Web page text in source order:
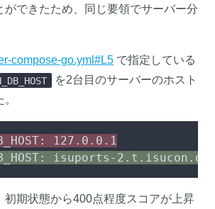
ができたため、同じ要領でサーバー分
compose-go.yml#L5 で指定している
を2台目のサーバーのホスト
127.0.0.1
isuports-
初期状態から400点程度スコアが上昇